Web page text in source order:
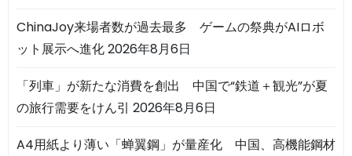
ChinaJoy来場者数が過去最多 ゲームの祭典がAIロボ
ット展示へ進化2026年8月6日
「列車」が新たな消費を創出 中国で“鉄道＋観光”が夏
の旅行需要をけん引 2026年8月6日
A4用紙より薄い「蝉翼鋼」が量産化 中国、高機能鋼材